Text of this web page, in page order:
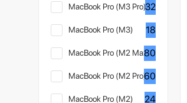
MacBook Pro (M3 Pro)32
MacBook Pro (M3) 18
MacBook Pro (M2 Max)80
MacBook Pro (M2 Pro)60
MacBook Pro (M2) 24